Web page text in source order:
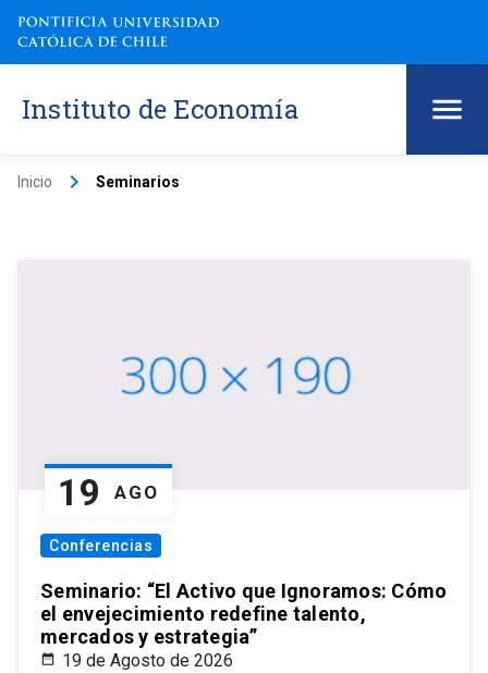
Instituto de Economía
Inicio keyboard_arrow_right Seminarios
19 AGO
Conferencias
Seminario: “El Activo que Ignoramos: Cómo
el envejecimiento redefine talento,
mercados y estrategia”
19 de Agosto de 2026